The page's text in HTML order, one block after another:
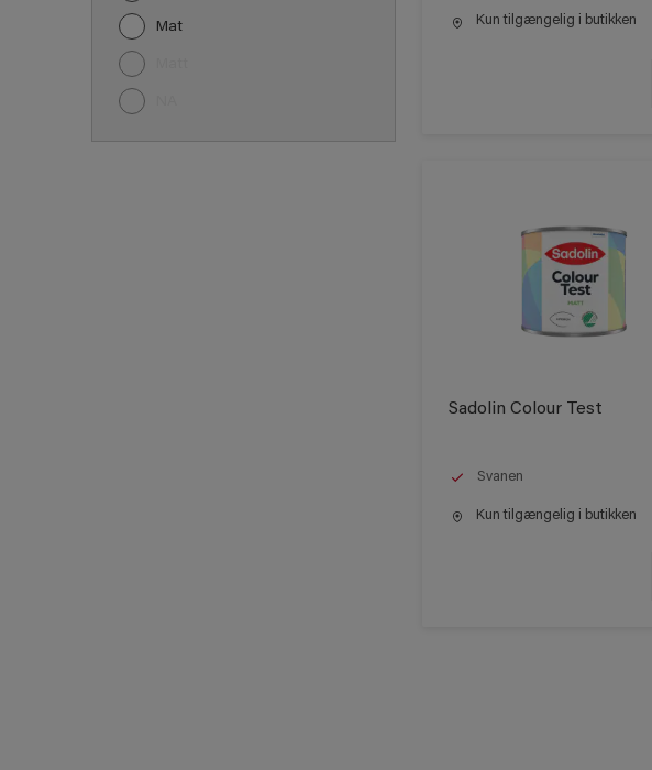
Mat Kun tilgængelig i butikken
Sadolin Colour Test
Svanen
Kun tilgængelig i butikken